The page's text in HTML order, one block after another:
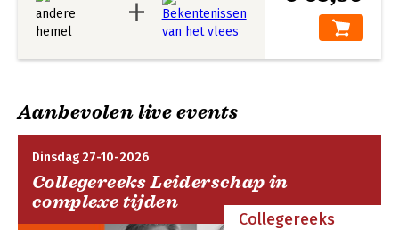
Aanbevolen live events
Dinsdag 27-10-2026
Collegereeks Leiderschap in
complexe tijden
Collegereeks